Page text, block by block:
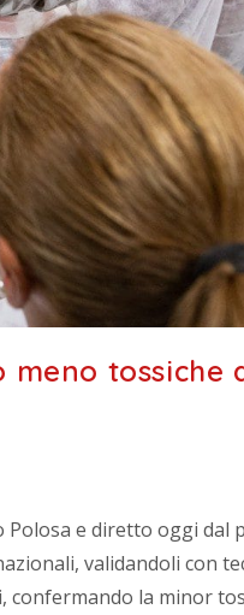
tossiche
Polosa e diretto oggi dal
validandoli con
la minor